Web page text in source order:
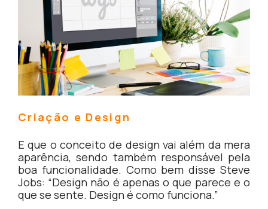
Criação e Design
E que o conceito de design vai além da mera
aparência, sendo também responsável pela
boa funcionalidade. Como bem disse Steve
Jobs: “Design não é apenas o que parece e o
que se sente. Design é como funciona.”